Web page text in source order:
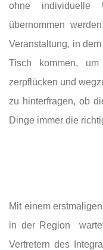
ohne individuelle
übernommen
Veranstaltung, in
Tisch kommen,
zerpflücken und
zu hinterfragen, ob
Dinge immer die
Mit einem
in der Region
Vertretern des